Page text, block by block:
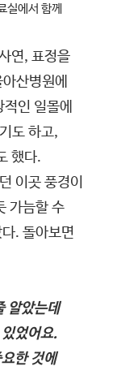
에서 함께
연, 표정을
산병원에
인 일몰에
도 하고,
했다.
이곳 풍경이
가늠할 수
. 돌아보면
알았는데
었어요.
한 것에